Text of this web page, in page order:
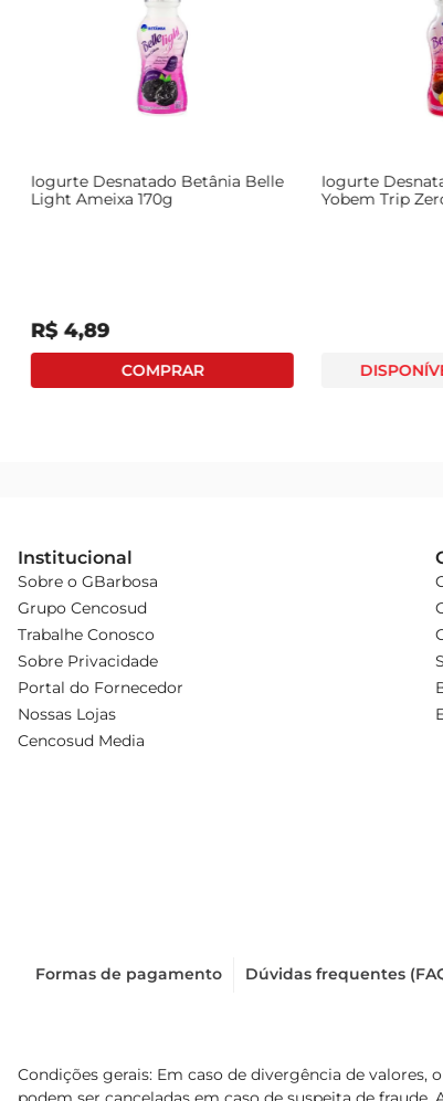
manhã, proporcionando energia e satisfação para
Iogurte Desnatado Betânia Belle
Light Ameixa 170g
R$ 4,89
Iogurte
Yobem Trip
Institucional
Sobre o GBarbosa
Grupo Cencosud
Trabalhe Conosco
Sobre Privacidade
Portal do Fornecedor
Nossas Lojas
Cencosud Media
Formas de pagamento Dúvidas frequentes
Condições gerais: Em caso de divergência de